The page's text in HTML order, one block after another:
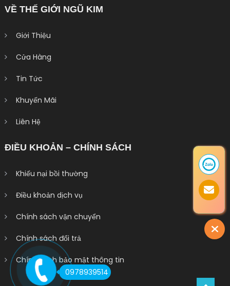
VỀ THẾ GIỚI NGŨ KIM
Giới Thiệu
Cửa Hàng
Tin Tức
Khuyến Mãi
Liên Hệ
ĐIỀU KHOẢN – CHÍNH SÁCH
Khiếu nại bồi thường
Điều khoản dịch vụ
Chính sách vận chuyển
Chính sách đổi trả
Chính sách bảo mật thông tin
0978939514